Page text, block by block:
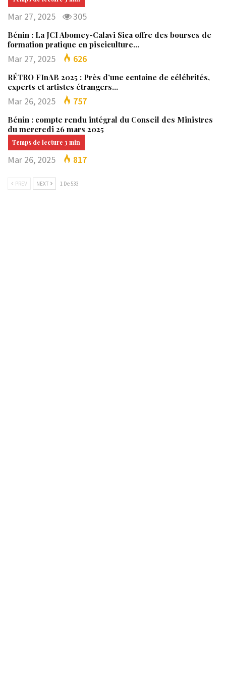
Mar 27, 2025 305
Bénin : La JCI Abomey-Calavi Sica offre des bourses de
formation pratique en pisciculture…
Mar 27, 2025 626
RÉTRO FInAB 2025 : Près d’une centaine de célébrités,
experts et artistes étrangers…
Mar 26, 2025 757
Bénin : compte rendu intégral du Conseil des Ministres
du mercredi 26 mars 2025
Mar 26, 2025 817
PREV NEXT 1 De 533